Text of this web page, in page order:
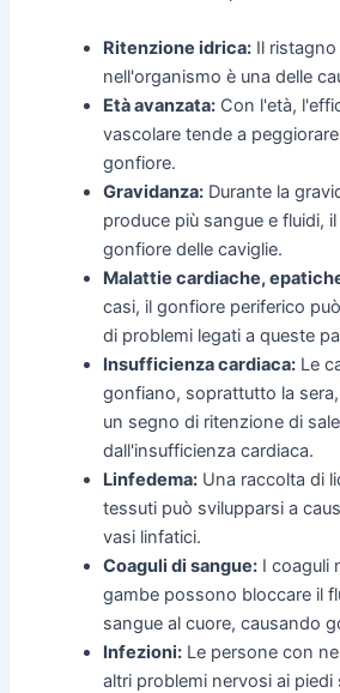
Ritenzione idrica: Il
nell'organismo è una delle
Età avanzata: Con l'età,
vascolare tende a
gonfiore.
Gravidanza: Durante la
produce più sangue e fluidi,
gonfiore delle caviglie.
Malattie cardiache,
casi, il gonfiore periferico
di problemi legati a queste
Insufficienza cardiaca: Le
gonfiano, soprattutto la
un segno di ritenzione di
dall'insufficienza cardiaca.
Linfedema: Una raccolta di
tessuti può svilupparsi a
vasi linfatici.
Coaguli di sangue: I coaguli
gambe possono bloccare il
sangue al cuore, causando
Infezioni: Le persone con
altri problemi nervosi ai